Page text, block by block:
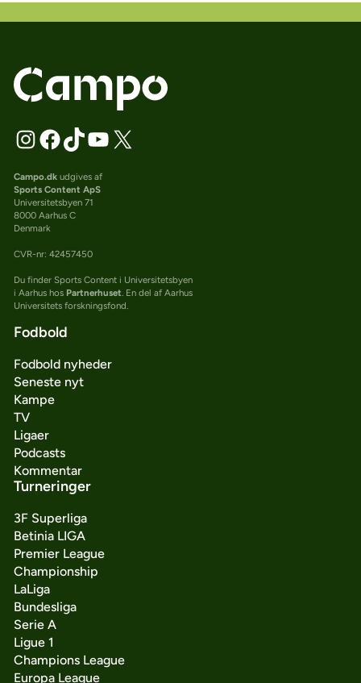
Campo.dkudgives af
Sports Content ApS
Universitetsbyen 71
8000 Aarhus C
Denmark
CVR-nr: 42457450
Du finder Sports Content i Universitetsbyen
i Aarhus hos Partnerhuset. En del af Aarhus
Universitets forskningsfond.
Fodbold
Fodbold nyheder
Seneste nyt
Kampe
TV
Ligaer
Podcasts
Kommentar
Turneringer
3F Superliga
Betinia LIGA
Premier League
Championship
LaLiga
Bundesliga
Serie A
Ligue 1
Champions League
Europa League